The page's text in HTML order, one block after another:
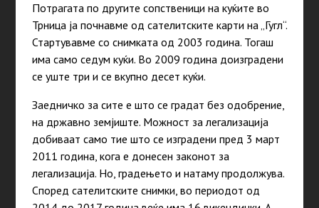
Потрагата по другите сопственици на куќите во
Трница ја почнавме од сателитските карти на „Гугл“.
Стартувавме со снимката од 2003 година. Тогаш
има само седум куќи. Во 2009 година доизградени
се уште три и се вкупно десет куќи.
Заедничко за сите е што се градат без одобрение,
на државно земјиште. Можност за легализација
добиваат само тие што се изградени пред 3 март
2011 година, кога е донесен законот за
легализација. Но, градењето и натаму продолжува.
Според сателитските снимки, во периодот од